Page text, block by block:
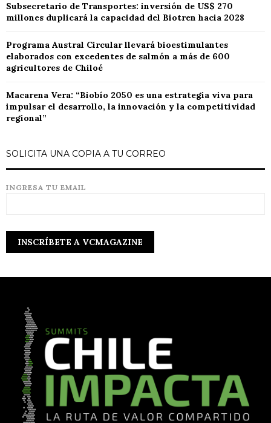
Subsecretario de Transportes: inversión de US$ 270
millones duplicará la capacidad del Biotren hacia 2028
Programa Austral Circular llevará bioestimulantes
elaborados con excedentes de salmón a más de 600
agricultores de Chiloé
Macarena Vera: “Biobío 2050 es una estrategia viva para
impulsar el desarrollo, la innovación y la competitividad
regional”
SOLICITA UNA COPIA A TU CORREO
INGRESA TU EMAIL